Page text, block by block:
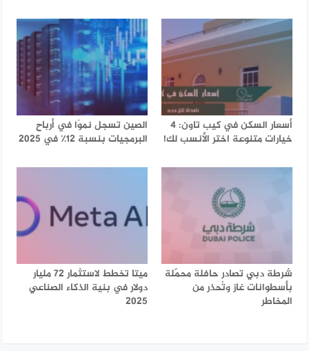
أسعار السكن في كيب تاون: 4
خيارات متنوعة اختر الأنسب لك!
الصين تسجل نموًا في أرباح
البرمجيات بنسبة 12٪ في 2025
شرطة دبي تصادر حافلة محمّلة
بأسطوانات غاز وتُحذر من
المخاطر
ميتا تخطط لاستثمار 72 مليار
دولار في بنية الذكاء الصناعي
2025